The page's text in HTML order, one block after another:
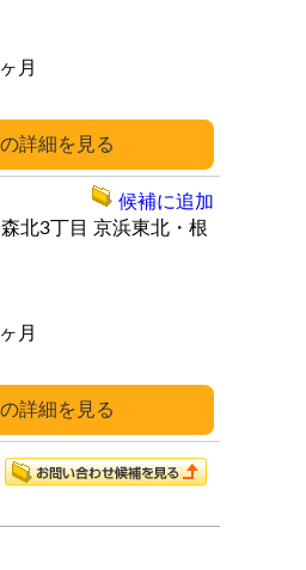
詳細
ヶ月
詳細
森北3丁目 京浜東北・根
ヶ月
候補に追加